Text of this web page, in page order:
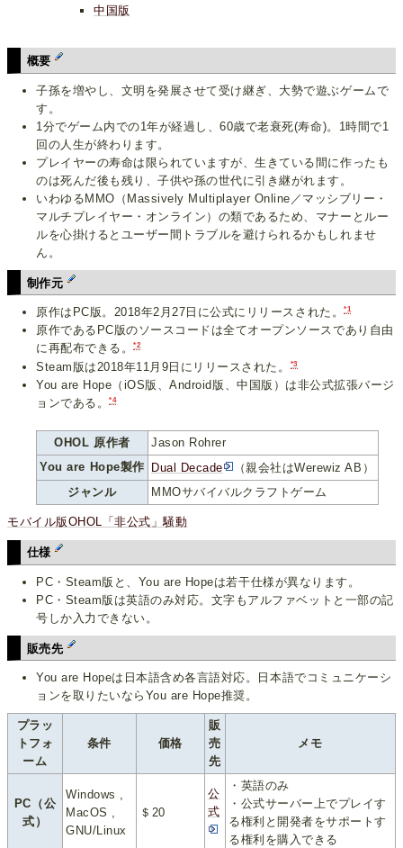
中国版
概要
子孫を増やし、文明を発展させて受け継ぎ、大勢で遊ぶゲームで
す。
1分でゲーム内での1年が経過し、60歳で老衰死(寿命)。1時間で1
回の人生が終わります。
プレイヤーの寿命は限られていますが、生きている間に作ったも
のは死んだ後も残り、子供や孫の世代に引き継がれます。
いわゆるMMO（Massively Multiplayer Online／マッシブリー・
マルチプレイヤー・オンライン）の類であるため、マナーとルー
ルを心掛けるとユーザー間トラブルを避けられるかもしれませ
ん。
制作元
原作はPC版。2018年2月27日に公式にリリースされた。*1
原作であるPC版のソースコードは全てオープンソースであり自由
に再配布できる。*2
Steam版は2018年11月9日にリリースされた。*3
You are Hope（iOS版、Android版、中国版）は非公式拡張バージ
ョンである。*4
OHOL 原作者
Jason Rohrer
You are Hope製作
Dual Decade
（親会社はWerewiz AB）
ジャンル
MMOサバイバルクラフトゲーム
モバイル版OHOL「非公式」騒動
仕様
PC・Steam版と、You are Hopeは若干仕様が異なります。
PC・Steam版は英語のみ対応。文字もアルファベットと一部の記
号しか入力できない。
販売先
You are Hopeは日本語含め各言語対応。日本語でコミュニケーシ
ョンを取りたいならYou are Hope推奨。
プラッ
トフォ
ーム
条件 価格
販
売
先
メモ
PC（公
式）
Windows ,
MacOS ,
GNU/Linux
＄20
公
式
・英語のみ
・公式サーバー上でプレイす
る権利と開発者をサポートす
る権利を購入できる